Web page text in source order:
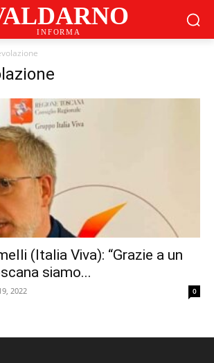
INFORMA
(Italia Viva): “Grazie a un
siamo...
2022 0